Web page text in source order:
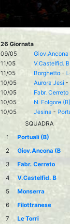
26 Giornata
09/05
Giov.Ancona
11/05
V.Castelfid. B
11/05
Borghetto -
10/05
Aurora Jesi -
10/05
Fabr. Cerreto
10/05
N. Folgore (B)
10/05
Jesina -
SQUADRA
1
Portuali (B)
2
Giov.Ancona (B
3
Fabr. Cerreto
4
V.Castelfid. B
5
Monserra
6
Filottranese
7
Le Torri